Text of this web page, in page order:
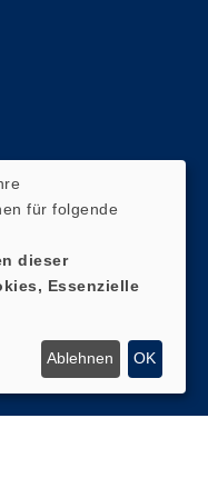
für folgende
dieser
Essenzielle
Ablehnen OK